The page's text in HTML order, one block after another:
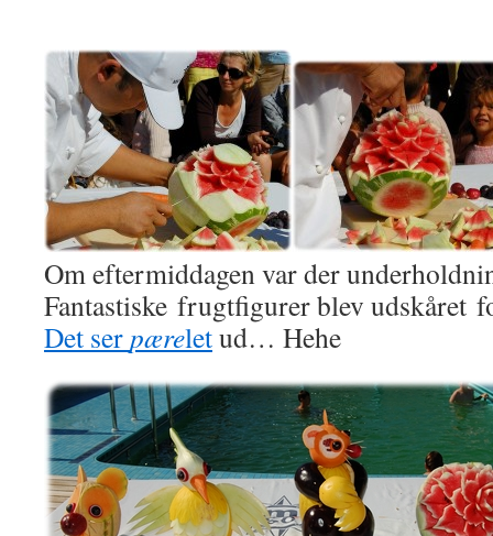
Om eftermiddagen var der
Fantastiske frugtfigurer blev udskåret
Det serpæreletud… Hehe